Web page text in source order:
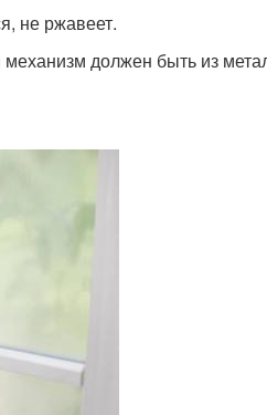
не ржавеет.
механизм должен быть из